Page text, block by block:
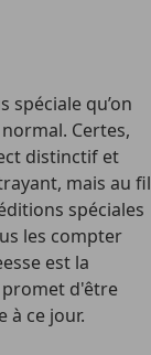
spéciale qu’on
Certes,
distinctif et
mais au fil
spéciales
les compter
est la
d'être
à ce jour.